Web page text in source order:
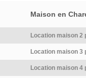
Maison en
Location maison 2
Location maison 3
Location maison 4